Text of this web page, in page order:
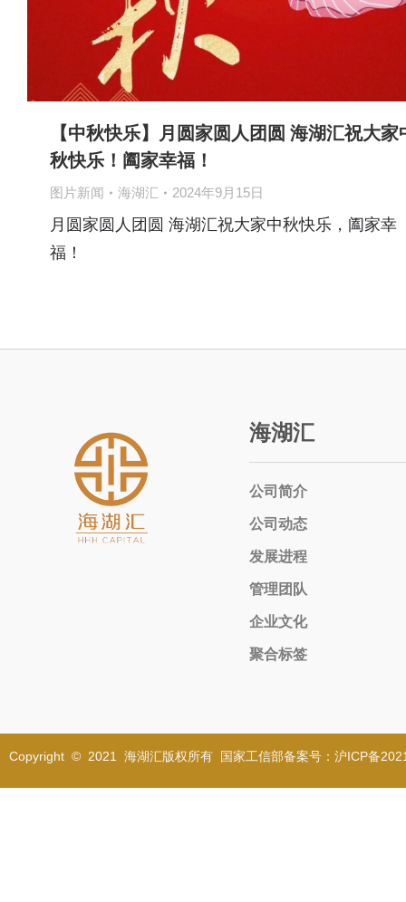
【中秋快乐】月圆家圆人团圆 海湖汇祝大家
秋快乐！阖家幸福！
图片新闻 海湖汇 2024年9月15日
月圆家圆人团圆 海湖汇祝大家中秋快乐，阖家幸
福！
海湖汇
公司简介
公司动态
发展进程
管理团队
企业文化
聚合标签
Copyright © 2021 海湖汇版权所有 国家工信部备案号：沪ICP备